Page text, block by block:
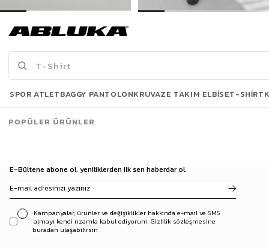
399,90 TL
999,90 TL
Son Bakılanlar
E-Bültene abone ol, yeniliklerden ilk sen haberdar ol.
Kampanyalar, ürünler ve değişiklikler hakkında e-mail ve SMS
almayı kendi rızamla kabul ediyorum. Gizlilik sözleşmesine
buradan ulaşabilirsin
SPOR ATLETBAGGY PANTOLONKRUVAZE TAKIM ELBISET-SHIRT
POPÜLER ÜRÜNLER